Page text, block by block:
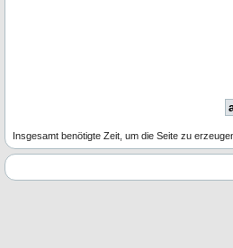
Insgesamt benötigte Zeit, um die Seite zu